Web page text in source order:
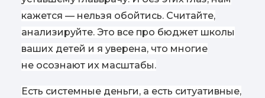
кажется — нельзя обойтись. Считайте,
анализируйте. Это все про бюджет школы
ваших детей и я уверена, что многие
не осознают их масштабы.
Есть системные деньги, а есть ситуативные,